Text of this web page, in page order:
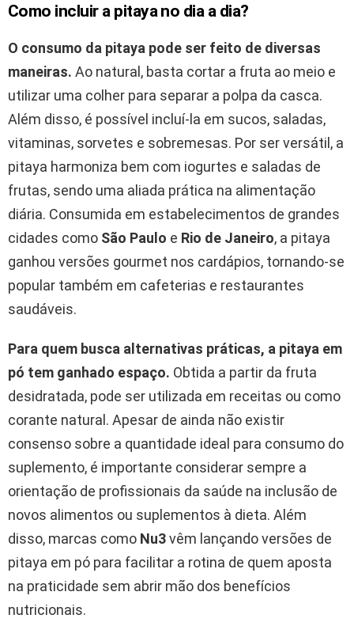
Como incluir a pitaya no dia a dia?
O consumo da pitaya pode ser feito de diversas
maneiras. Ao natural, basta cortar a fruta ao meio e
utilizar uma colher para separar a polpa da casca.
Além disso, é possível incluí-la em sucos, saladas,
vitaminas, sorvetes e sobremesas. Por ser versátil, a
pitaya harmoniza bem com iogurtes e saladas de
frutas, sendo uma aliada prática na alimentação
diária. Consumida em estabelecimentos de grandes
cidades como São Paulo e Rio de Janeiro, a pitaya
ganhou versões gourmet nos cardápios, tornando-se
popular também em cafeterias e restaurantes
saudáveis.
Para quem busca alternativas práticas, a pitaya em
pó tem ganhado espaço. Obtida a partir da fruta
desidratada, pode ser utilizada em receitas ou como
corante natural. Apesar de ainda não existir
consenso sobre a quantidade ideal para consumo do
suplemento, é importante considerar sempre a
orientação de profissionais da saúde na inclusão de
novos alimentos ou suplementos à dieta. Além
disso, marcas como Nu3vêm lançando versões de
pitaya em pó para facilitar a rotina de quem aposta
na praticidade sem abrir mão dos benefícios
nutricionais.